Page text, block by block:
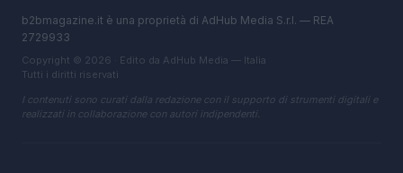
b2bmagazine.it è una proprietà di AdHub Media S.r.l. — REA
2729933
Copyright © 2026 · Edito da AdHub Media — Italia
Tutti i diritti riservati
I contenuti sono curati dalla redazione con il supporto di strumenti digitali e
realizzati in collaborazione con autori indipendenti.